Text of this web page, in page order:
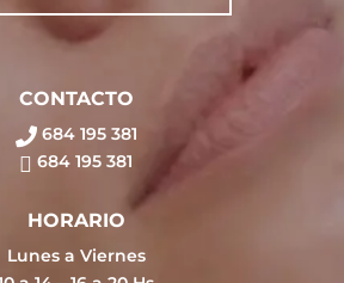
CONTACTO
684 195 381
684 195 381
HORARIO
Lunes a Viernes